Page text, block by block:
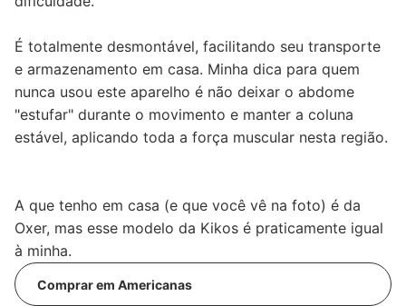
É totalmente desmontável, facilitando seu transporte
e armazenamento em casa. Minha dica para quem
nunca usou este aparelho é não deixar o abdome
"estufar" durante o movimento e manter a coluna
estável, aplicando toda a força muscular nesta região.
A que tenho em casa (e que você vê na foto) é da
Oxer, mas esse modelo da Kikos é praticamente igual
à minha.
Comprar em Americanas